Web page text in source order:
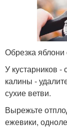
Обрезка
У кустарников
калины -
сухие ветви.
Вырежьте
ежевики,